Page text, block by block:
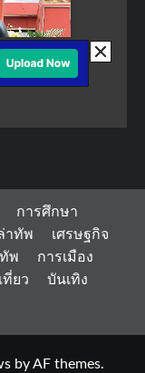
การศึกษา
าทัพ
เศรษฐกิจ
พ
การเมือง
ที่ยว
บันเทิง
by AF themes.